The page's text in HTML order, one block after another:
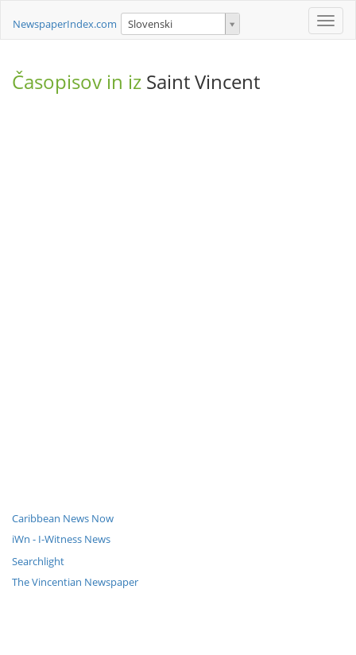
Toggle
NewspaperIndex.com Slovenski
Časopisov in iz Saint Vincent
Caribbean News Now
iWn - I-Witness News
Searchlight
The Vincentian Newspaper